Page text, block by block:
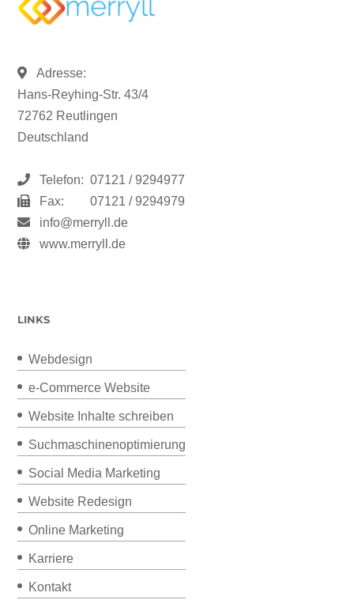
Adresse:
Hans-Reyhing-Str. 43/4
72762 Reutlingen
Deutschland
Telefon: 07121 / 9294977
Fax:
07121 / 9294979
info@merryll.de
www.merryll.de
LINKS
Webdesign
e-Commerce Website
Website Inhalte schreiben
Suchmaschinenoptimierung
Social Media Marketing
Website Redesign
Online Marketing
Karriere
Kontakt